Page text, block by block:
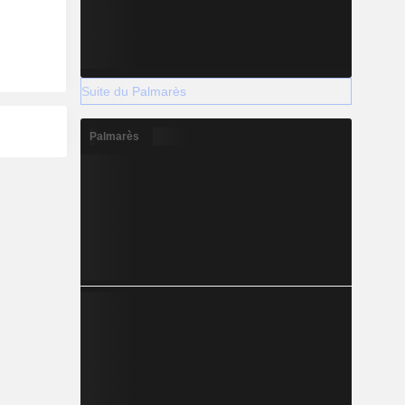
Suite du Palmarès
Palmarès